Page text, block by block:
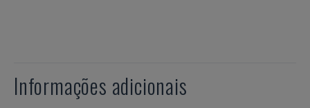
Informações adicionais